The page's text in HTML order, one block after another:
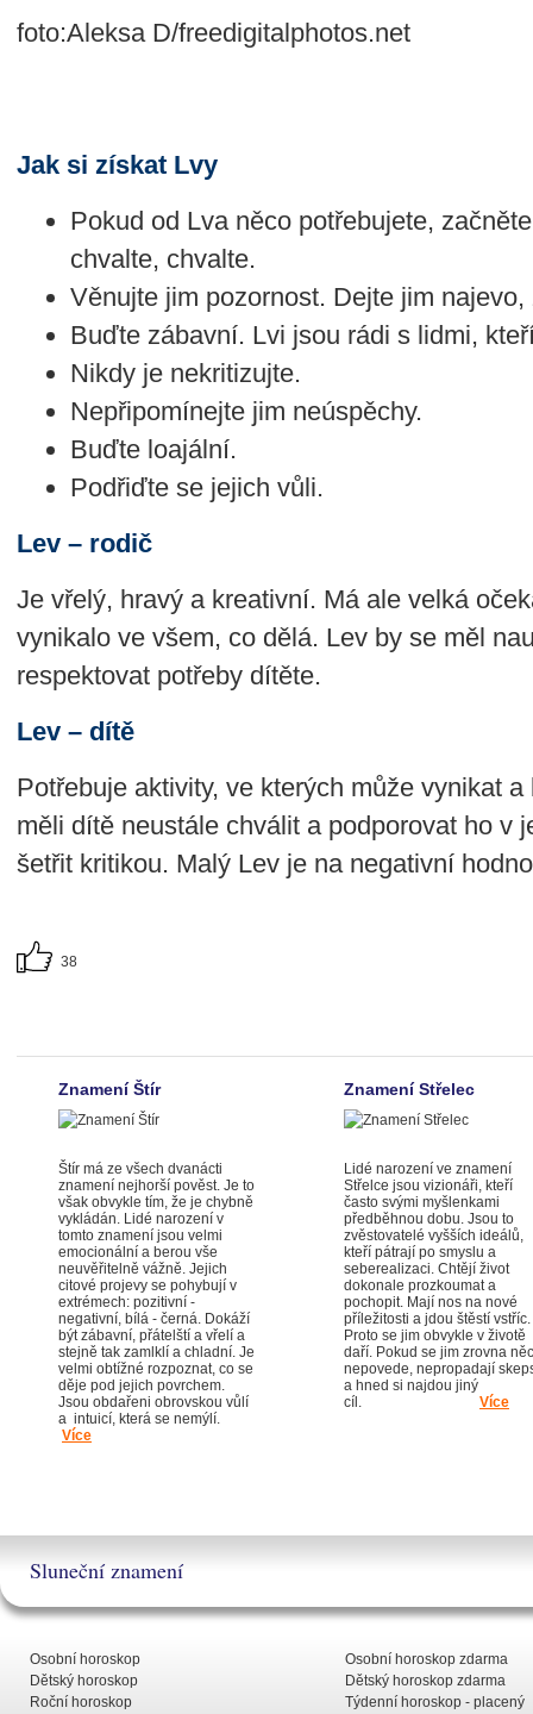
foto:Aleksa D/freedigitalphotos.net
Jak si získat Lvy
Pokud od Lva něco potřebujete,
chvalte, chvalte.
Věnujte jim pozornost. Dejte jim
Buďte zábavní. Lvi jsou rádi s lidmi,
Nikdy je nekritizujte.
Nepřipomínejte jim neúspěchy.
Buďte loajální.
Podřiďte se jejich vůli.
Lev – rodič
Je vřelý, hravý a kreativní. Má ale velká
vynikalo ve všem, co dělá. Lev by se měl
respektovat potřeby dítěte.
Lev – dítě
Potřebuje aktivity, ve kterých může vynikat
měli dítě neustále chválit a podporovat ho v
šetřit kritikou. Malý Lev je na negativní
38
Znamení Štír
Štír má ze všech dvanácti
znamení nejhorší pověst. Je to
však obvykle tím, že je chybně
vykládán. Lidé narození v
tomto znamení jsou velmi
emocionální a berou vše
neuvěřitelně vážně. Jejich
citové projevy se pohybují v
extrémech: pozitivní -
negativní, bílá - černá. Dokáží
být zábavní, přátelští a vřelí a
stejně tak zamlklí a chladní. Je
velmi obtížné rozpoznat, co se
děje pod jejich povrchem.
Jsou obdařeni obrovskou vůlí
a intuicí, která se nemýlí.
Více
Znamení Střelec
Lidé narození ve znamení
Střelce jsou vizionáři, kteří
často svými myšlenkami
předběhnou dobu. Jsou to
zvěstovatelé vyšších ideálů,
kteří pátrají po smyslu a
seberealizaci. Chtějí život
dokonale prozkoumat a
pochopit. Mají nos na nové
příležitosti a jdou štěstí vstříc.
Proto se jim obvykle v životě
daří. Pokud se jim zrovna
nepovede, nepropadají
a hned si najdou jiný
cíl. Více
Sluneční znamení
Osobní horoskop
Dětský horoskop
Roční horoskop
Osobní horoskop zdarma
Dětský horoskop zdarma
Týdenní horoskop - placený